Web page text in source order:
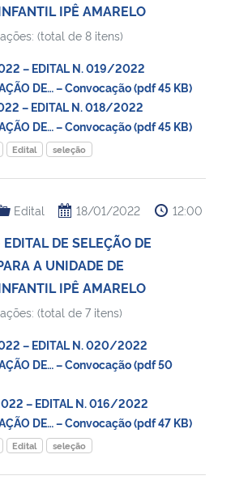
IPÊ AMARELO
(total de 8 itens)
– EDITAL N. 019/2022
DE… – Convocação (pdf 45 KB)
– EDITAL N. 018/2022
DE… – Convocação (pdf 45 KB)
Edital seleção
Edital 18/01/2022 12:00
DE SELEÇÃO DE
A UNIDADE DE
IPÊ AMARELO
(total de 7 itens)
– EDITAL N. 020/2022
DE… – Convocação (pdf 50
– EDITAL N. 016/2022
DE… – Convocação (pdf 47 KB)
Edital seleção